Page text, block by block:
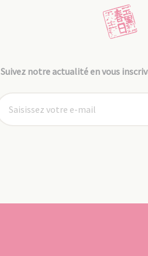
Suivez notre actualité en vous